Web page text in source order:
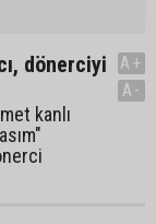
dönerciyi
kanlı
A+
A-